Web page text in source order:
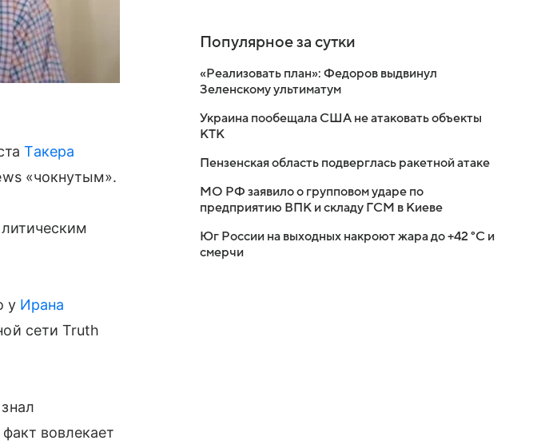
Такера
«чокнутым».
у Ирана
сети Truth
вовлекает
Популярное за сутки
«Реализовать план»: Федоров выдвинул
Зеленскому ультиматум
Украина пообещала США не атаковать объекты
КТК
Пензенская область подверглась ракетной атаке
МО РФ заявило о групповом ударе по
предприятию ВПК и складу ГСМ в Киеве
Юг России на выходных накроют жара до +42 °C и
смерчи